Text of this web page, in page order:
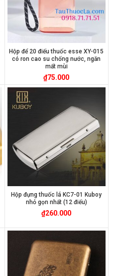
Hộp để 20 điếu thuốc esse XY-015
có ron cao su chống nước, ngăn
mất mùi
₫75.000
Hộp đựng thuốc lá KC7-01 Kuboy
nhỏ gọn nhất (12 điếu)
₫260.000